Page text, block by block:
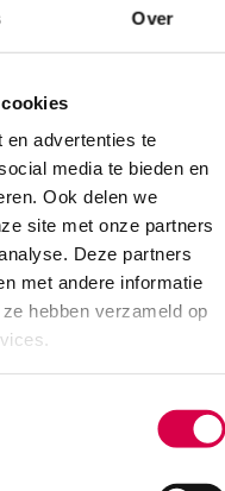
Over
en advertenties te
media te bieden en
Ook delen we
site met onze partners
Deze partners
met andere informatie
hebben verzameld op
(100)” te beoordelen
klantenservice pagina.
opties.
t/m vrijdag van